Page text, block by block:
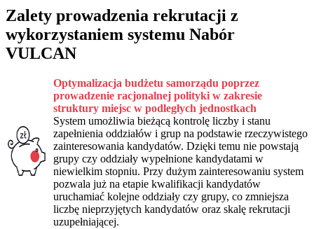
Zalety prowadzenia rekrutacji z
wykorzystaniem systemu Nabór
VULCAN
Optymalizacja budżetu samorządu poprzez
prowadzenie racjonalnej polityki w zakresie
struktury miejsc w podległych jednostkach
System umożliwia bieżącą kontrolę liczby i stanu
zapełnienia oddziałów i grup na podstawie rzeczywistego
zainteresowania kandydatów. Dzięki temu nie powstają
grupy czy oddziały wypełnione kandydatami w
niewielkim stopniu. Przy dużym zainteresowaniu system
pozwala już na etapie kwalifikacji kandydatów
uruchamiać kolejne oddziały czy grupy, co zmniejsza
liczbę nieprzyjętych kandydatów oraz skalę rekrutacji
uzupełniającej.